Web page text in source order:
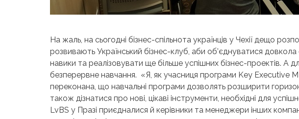
На жаль, на сьогодні бізнес-спільнота українців у Чехії дещо
розвивають Український бізнес-клуб, аби об’єднуватися довкола
навики та реалізовувати ще більше успішних бізнес-проектів. А
безперервне навчання. «Я, як учасниця програми Key Executive
переконана, що навчальні програми дозволять розширити
також дізнатися про нові, цікаві інструменти, необхідні для
LvBS у Празі приєдналися й керівники та менеджери інших